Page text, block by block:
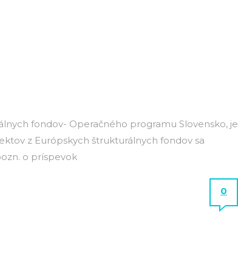
fondov- Operačného programu Slovensko, je
z Európskych štrukturálnych fondov sa
o príspevok
0